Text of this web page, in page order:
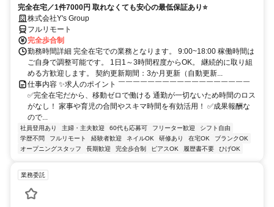
完全在宅／1件7000円 取れなくても安心の最低保証あり⭐
株式会社Y's Group
フルリモート
完全歩合制
勤務時間詳細 完全在宅での業務となります。 9:00~18:00 稼働時間は
ご自身で調整可能です。 1日1～3時間程度からOK。 継続的に取り組
める方歓迎します。 契約更新期間：3か月更新（自動更新...
仕事内容 ✨求人のポイント ￣￣￣￣￣￣￣￣￣￣￣￣￣￣￣￣￣￣
✅完全在宅だから、移動ゼロで働ける 通勤が一切ないため時間のロス
がなし！ 家事や育児の合間やスキマ時間を有効活用！ ✅成果報酬な
ので...
社員登用あり 主婦・主夫歓迎 60代も応募可 フリーター歓迎
シフト自由
学歴不問
フルリモート 経験者歓迎 ネイルOK 研修あり 在宅OK
ブランクOK
オープニングスタッフ
長期歓迎 完全歩合制 ピアスOK 履歴書不要 ひげOK
業務委託